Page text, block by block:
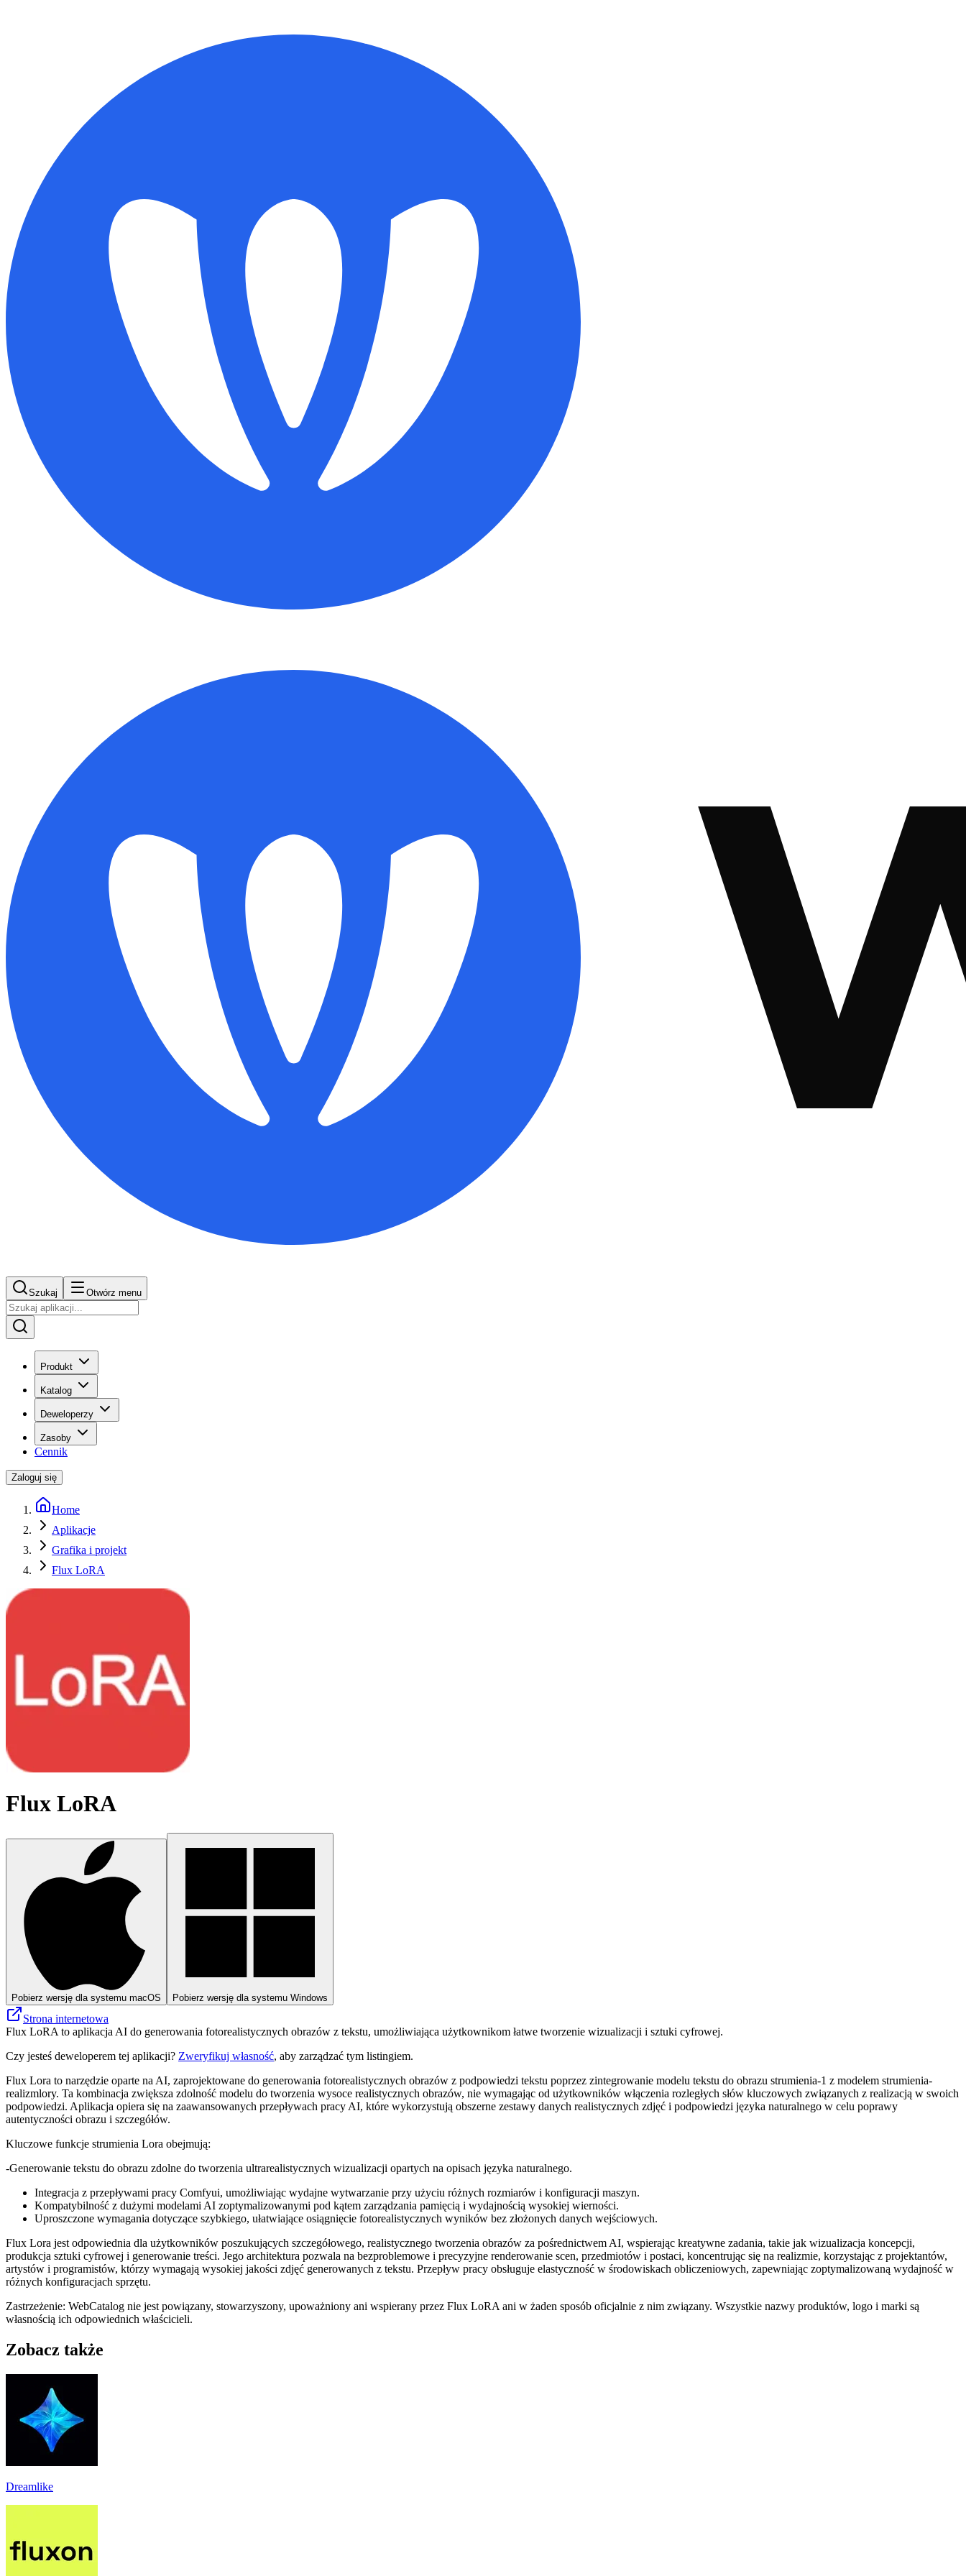
Szukaj Otwórz menu
Produkt
Katalog
Deweloperzy
Zasoby
Cennik
Zaloguj się
Home
Aplikacje
Grafika i projekt
Flux LoRA
Flux LoRA
Pobierz wersję dla systemu macOS Pobierz wersję dla systemu Windows
Strona internetowa
Flux LoRA to aplikacja AI do generowania fotorealistycznych obrazów z tekstu, umożliwiająca użytkownikom łatwe tworzenie wizualizacji i sztuki cyfrowej.
Czy jesteś deweloperem tej aplikacji? Zweryfikuj własność, aby zarządzać tym listingiem.
Flux Lora to narzędzie oparte na AI, zaprojektowane do generowania fotorealistycznych obrazów z podpowiedzi tekstu poprzez zintegrowanie modelu tekstu do obrazu strumienia-1 z modelem strumienia-
realizmlory. Ta kombinacja zwiększa zdolność modelu do tworzenia wysoce realistycznych obrazów, nie wymagając od użytkowników włączenia rozległych słów kluczowych związanych z realizacją w swoich
podpowiedzi. Aplikacja opiera się na zaawansowanych przepływach pracy AI, które wykorzystują obszerne zestawy danych realistycznych zdjęć i podpowiedzi języka naturalnego w celu poprawy
autentyczności obrazu i szczegółów.
Kluczowe funkcje strumienia Lora obejmują:
-Generowanie tekstu do obrazu zdolne do tworzenia ultrarealistycznych wizualizacji opartych na opisach języka naturalnego.
Integracja z przepływami pracy Comfyui, umożliwiając wydajne wytwarzanie przy użyciu różnych rozmiarów i konfiguracji maszyn.
Kompatybilność z dużymi modelami AI zoptymalizowanymi pod kątem zarządzania pamięcią i wydajnością wysokiej wierności.
Uproszczone wymagania dotyczące szybkiego, ułatwiające osiągnięcie fotorealistycznych wyników bez złożonych danych wejściowych.
Flux Lora jest odpowiednia dla użytkowników poszukujących szczegółowego, realistycznego tworzenia obrazów za pośrednictwem AI, wspierając kreatywne zadania, takie jak wizualizacja koncepcji,
produkcja sztuki cyfrowej i generowanie treści. Jego architektura pozwala na bezproblemowe i precyzyjne renderowanie scen, przedmiotów i postaci, koncentrując się na realizmie, korzystając z projektantów,
artystów i programistów, którzy wymagają wysokiej jakości zdjęć generowanych z tekstu. Przepływ pracy obsługuje elastyczność w środowiskach obliczeniowych, zapewniając zoptymalizowaną wydajność w
różnych konfiguracjach sprzętu.
Zastrzeżenie: WebCatalog nie jest powiązany, stowarzyszony, upoważniony ani wspierany przez Flux LoRA ani w żaden sposób oficjalnie z nim związany. Wszystkie nazwy produktów, logo i marki są
własnością ich odpowiednich właścicieli.
Zobacz także
Dreamlike